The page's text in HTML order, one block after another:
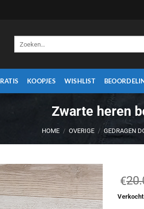
KOOPJES WISHLIST
Zwarte heren
HOME / OVERIGE / GEDRAGEN
Aan
verlanglijst
€
Verkocht